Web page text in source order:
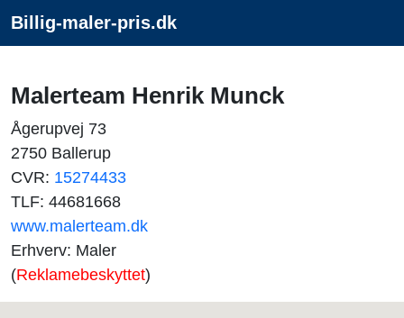
Billig-maler-pris.dk
Malerteam Henrik Munck
Ågerupvej 73
2750 Ballerup
CVR: 15274433
TLF: 44681668
www.malerteam.dk
Erhverv: Maler
(Reklamebeskyttet)